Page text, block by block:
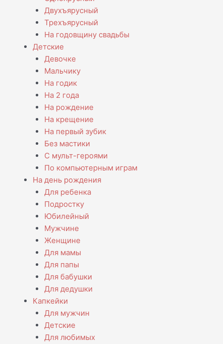
Двухъярусный
Трехъярусный
На годовщину свадьбы
Детские
Девочке
Мальчику
На годик
На 2 года
На рождение
На крещение
На первый зубик
Без мастики
С мульт-героями
По компьютерным играм
На день рождения
Для ребенка
Подростку
Юбилейный
Мужчине
Женщине
Для мамы
Для папы
Для бабушки
Для дедушки
Капкейки
Для мужчин
Детские
Для любимых